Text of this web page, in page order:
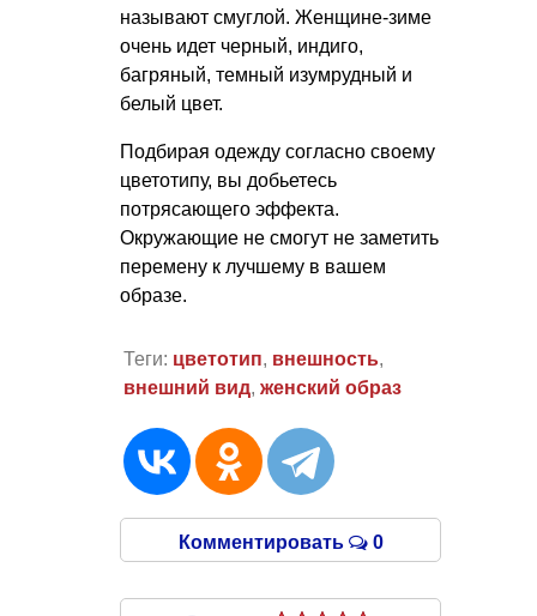
называют смуглой. Женщине-зиме
очень идет черный, индиго,
багряный, темный изумрудный и
белый цвет.
Подбирая одежду согласно своему
цветотипу, вы добьетесь
потрясающего эффекта.
Окружающие не смогут не заметить
перемену к лучшему в вашем
образе.
Теги: цветотип, внешность,
внешний вид, женский образ
Комментировать 0